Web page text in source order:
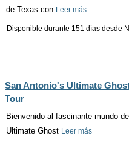
de Texas con Leer más
Disponible durante 151 días desde
San Antonio's Ultimate
Tour
Bienvenido al fascinante mundo
Ultimate Ghost Leer más